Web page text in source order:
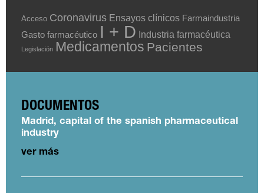
Acceso Coronavirus Ensayos clínicos Farmaindustria
Gasto farmacéutico I + D Industria farmacéutica
Legislación Medicamentos Pacientes
DOCUMENTOS
Madrid, capital of the spanish pharmaceutical
industry
ver más